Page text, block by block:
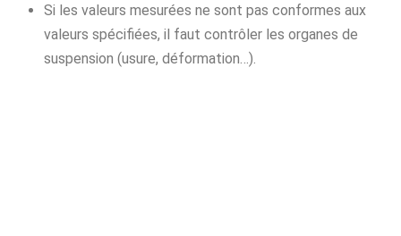
Si les valeurs mesurées ne sont pas conformes aux
valeurs spécifiées, il faut contrôler les organes de
suspension (usure, déformation…).